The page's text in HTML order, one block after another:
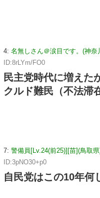
4: 名無しさん＠涙目です。(神奈
ID:8rLYm/FO0
民主党時代に増えた
クルド難民（不法滞
7: 警備員[Lv.24(前25)][苗](鳥取
ID:3pNO30+p0
自民党はこの10年何